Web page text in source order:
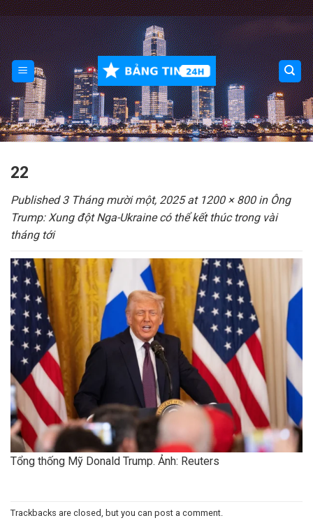
Skip
to
content
22
Published3 Tháng mười một, 2025at 1200 × 800in Ông
Trump: Xung đột Nga-Ukraine có thể kết thúc trong vài
tháng tới
Tổng thống Mỹ Donald Trump. Ảnh: Reuters
Trackbacks are closed, but you can post a comment.